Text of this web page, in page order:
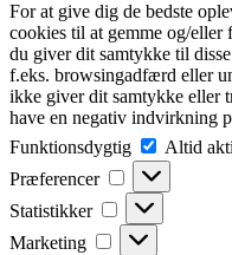
For at give dig de bedste
cookies til at gemme og/eller
du giver dit samtykke til
f.eks. browsingadfærd eller
ikke giver dit samtykke eller
have en negativ indvirkning
Funktionsdygtig
Altid
Præferencer
Præferencer
Statistikker Statistikker
Marketing Marketing